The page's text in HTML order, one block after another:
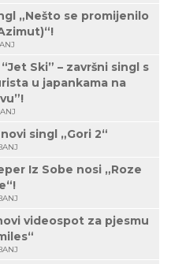
„Nešto se promijenilo
Ski” – završni singl s
u japankama na
singl „Gori 2“
Iz Sobe nosi „Roze
videospot za pjesmu